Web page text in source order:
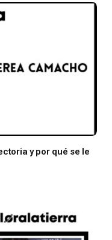
y por qué se le